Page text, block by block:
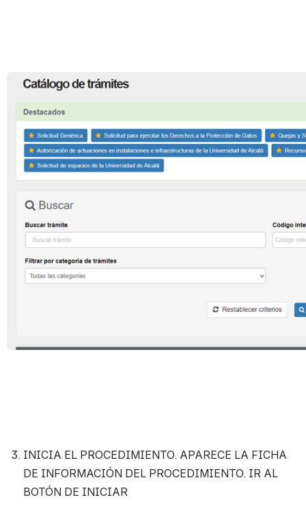
Open
INICIA EL PROCEDIMIENTO. APARECE LA FICHA
DE INFORMACIÓN DEL PROCEDIMIENTO. IR AL
BOTÓN DE INICIAR